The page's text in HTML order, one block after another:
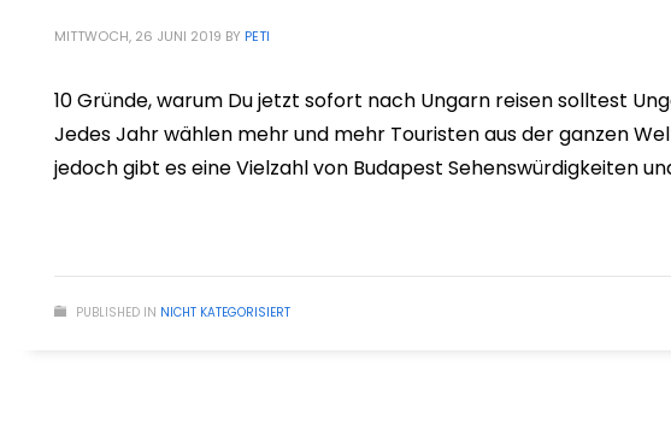
MITTWOCH, 26 JUNI 2019 BY PETI
10 Gründe, warum Du jetzt sofort nach Ungarn reisen solltest
Jedes Jahr wählen mehr und mehr Touristen aus der ganzen
jedoch gibt es eine Vielzahl von Budapest Sehenswürdigkeiten
PUBLISHED IN NICHT KATEGORISIERT